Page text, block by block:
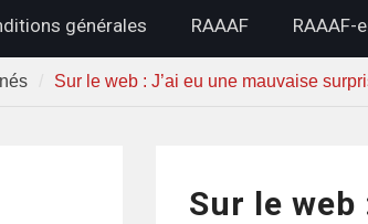
générales RAAAF RAAAF-
Sur le web : J’ai eu une mauvaise
Sur le web